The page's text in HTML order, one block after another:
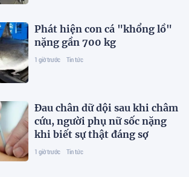
Phát hiện con cá "khổng lồ"
nặng gần 700 kg
1 giờ trước Tin tức
Đau chân dữ dội sau khi châm
cứu, người phụ nữ sốc nặng
khi biết sự thật đáng sợ
1 giờ trước Tin tức